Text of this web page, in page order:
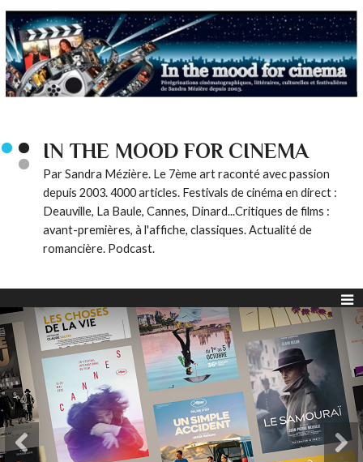
IN THE MOOD FOR CINEMA
Par Sandra Mézière. Le 7ème art raconté avec passion
depuis 2003. 4000 articles. Festivals de cinéma en direct :
Deauville, La Baule, Cannes, Dinard...Critiques de films :
avant-premières, à l'affiche, classiques. Actualité de
romancière. Podcast.